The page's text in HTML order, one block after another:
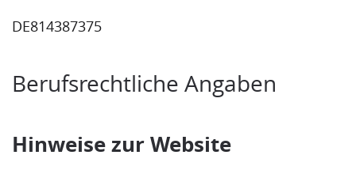
DE814387375
Berufsrechtliche Angaben
Hinweise zur Website